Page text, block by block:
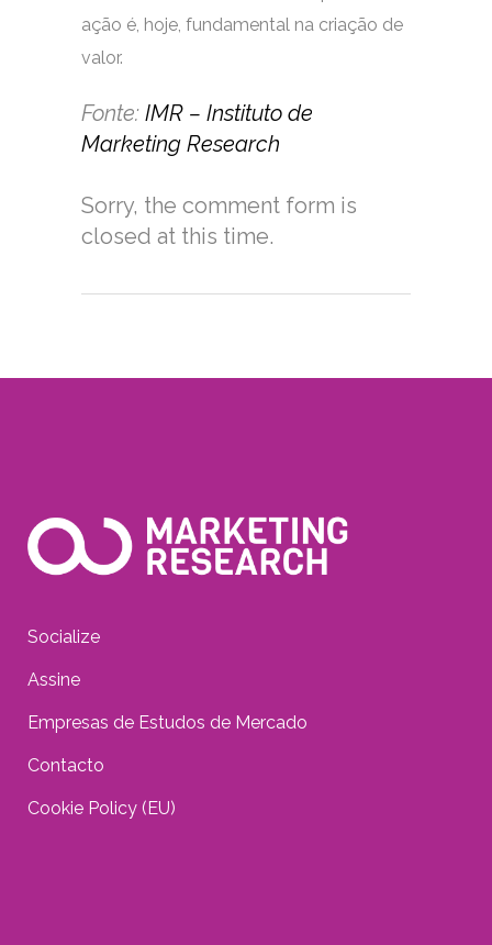
ação é, hoje, fundamental na criação de
valor.
Fonte: IMR – Instituto de
Marketing Research
Sorry, the comment form is
closed at this time.
Socialize
Assine
Empresas de Estudos de Mercado
Contacto
Cookie Policy (EU)